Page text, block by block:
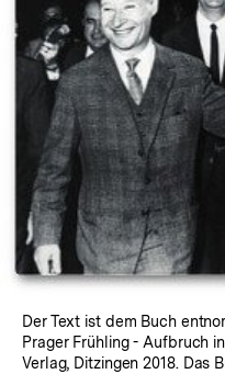
Der Text ist dem Buch
Prager Frühling - Aufbruch
Verlag, Ditzingen 2018. Das